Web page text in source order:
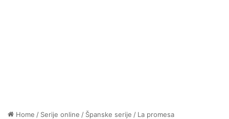
Home / Serije online / Španske serije / La promesa